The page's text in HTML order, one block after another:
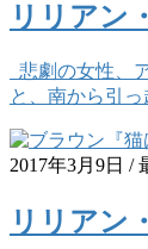
リリアン
悲劇の女性、
と、南から引
2017年3月9日 /
リリアン